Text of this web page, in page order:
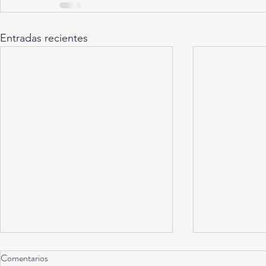
Entradas recientes
Comentarios